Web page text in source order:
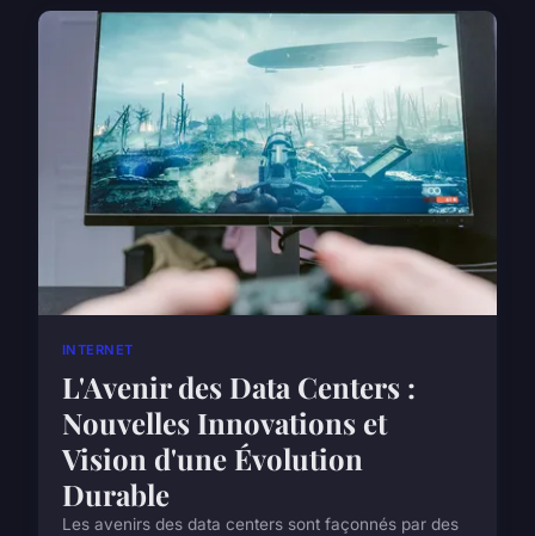
INTERNET
L'Avenir des Data Centers :
Nouvelles Innovations et
Vision d'une Évolution
Durable
Les avenirs des data centers sont façonnés par des